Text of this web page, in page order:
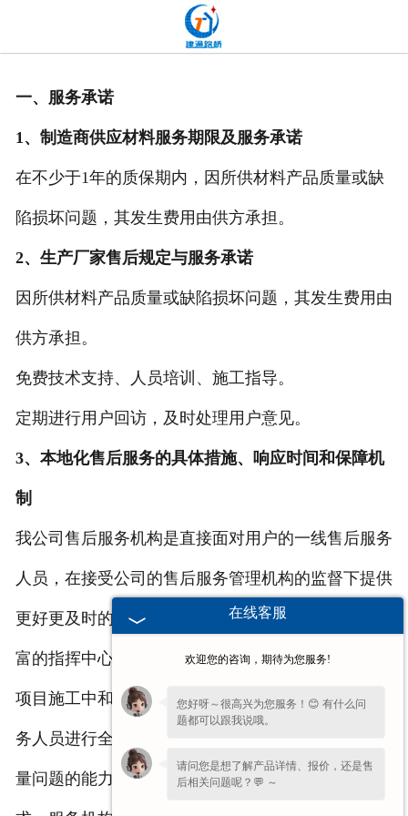
发货现场
厂容厂貌
一、服务承诺
1、制造商供应材料服务期限及服务承诺
在不少于1年的质保期内，因所供材料产品质量或缺
陷损坏问题，其发生费用由供方承担。
2、生产厂家售后规定与服务承诺
因所供材料产品质量或缺陷损坏问题，其发生费用由
供方承担。
免费技术支持、人员培训、施工指导。
定期进行用户回访，及时处理用户意见。
3、本地化售后服务的具体措施、响应时间和保障机
制
我公司售后服务机构是直接面对用户的一线售后服务
人员，在接受公司的售后服务管理机构的监督下提供
更好更及时的售后服务。所有售后服务人员都具有丰
富的指挥中心的建设和服务经验。
项目施工中和完工后，公司项目部，将对所有售后服
务人员进行全面的培训，以提高售后服务人员处理质
量问题的能力和水平。更大限度的保证用户的施工要
在线客服
欢迎您的咨询，期待为您服务!
您好呀～很高兴为您服务！😊 有什么问
题都可以跟我说哦。
请问您是想了解产品详情、报价，还是售
后相关问题呢？💬 ～